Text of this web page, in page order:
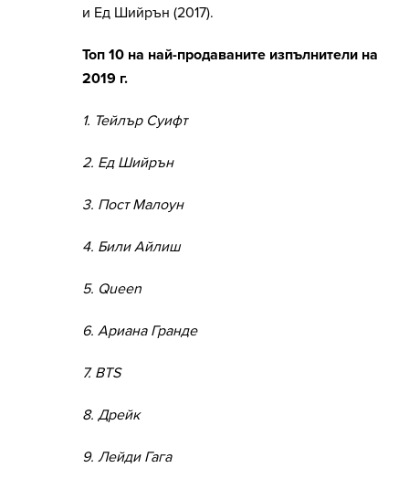
и Eд Шийрън (2017).
Топ 10 на най-продаваните изпълнители на
2019 г.
1. Тейлър Суифт
2. Ед Шийрън
3. Пост Малоун
4. Били Айлиш
5. Queen
6. Ариана Гранде
7. BTS
8. Дрейк
9. Лейди Гага